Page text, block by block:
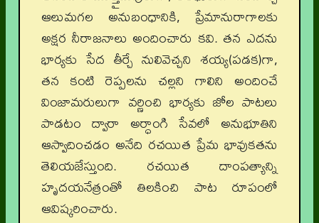
ఆలుమగల అనుబంధానికి, ప్రేమానురాగాలకు
అక్షర నీరాజనాలు అందించారు కవి. తన ఎదను
భార్యకు సేద తీర్చే నులివెచ్చని శయ్య(పడక)గా,
తన కంటి రెప్పలను చల్లని గాలిని అందించే
వింజామరులుగా వర్ణించి భార్యకు జోల పాటలు
పాడటం ద్వారా అర్ధాంగి సేవలో అనుభూతిని
ఆస్వాదించడం అనేది రచయిత ప్రేమ భావుకతను
తెలియజేస్తుంది. రచయిత దాంపత్యాన్ని
హృదయనేత్రంతో తిలకించి పాట రూపంలో
ఆవిష్కరించారు.